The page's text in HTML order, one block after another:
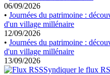
06/09/2026
• Journées du patrimoine :
d'un village millénaire
12/09/2026
• Journées du patrimoine :
d'un village millénaire
13/09/2026
Syndiquer le flux